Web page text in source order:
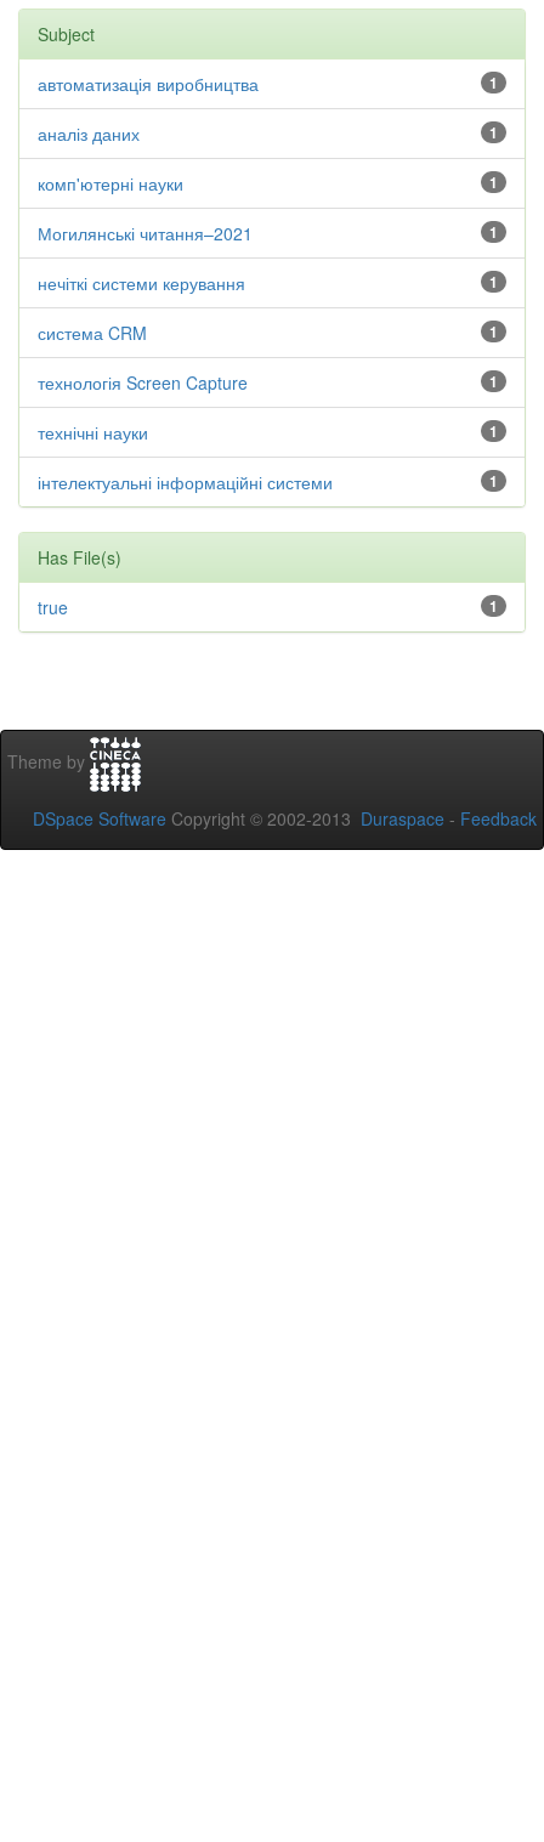
Subject
1
автоматизація виробництва
1
аналіз даних
1
комп'ютерні науки
1
Могилянські читання–2021
1
нечіткі системи керування
1
система CRM
1
технологія Screen Capture
1
технічні науки
1
інтелектуальні інформаційні системи
Has File(s)
1
true
Theme by
DSpace Software Copyright © 2002-2013 Duraspace - Feedback